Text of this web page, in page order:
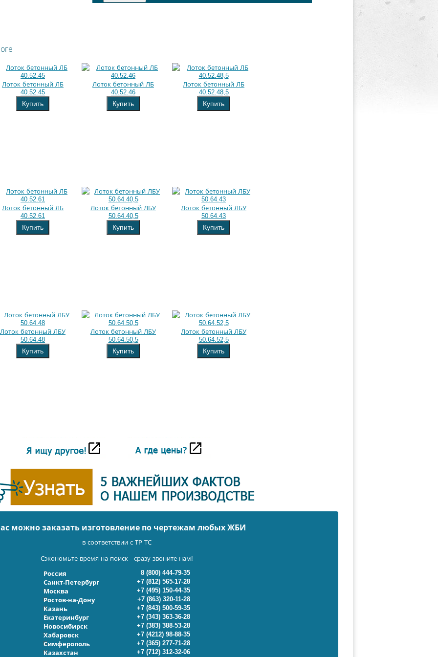
Лоток бетонный ЛБ
40.52.45
Купить
Лоток бетонный ЛБ
40.52.46
Купить
Лоток бетонный ЛБ
40.52.48,5
Купить
Лоток бетонный ЛБ
40.52.61
Купить
Лоток бетонный ЛБУ
50.64.40,5
Купить
Лоток бетонный ЛБУ
50.64.43
Купить
Лоток бетонный ЛБУ
50.64.48
Купить
Лоток бетонный ЛБУ
50.64.50,5
Купить
Лоток бетонный ЛБУ
50.64.52,5
Купить
можно заказать изготовление по чертежам любых ЖБИ
в соответствии с ТР ТС
Сэкономьте время на поиск - сразу звоните нам!
Россия
8 (800) 444-79-35
Санкт-Петербург
+7 (812) 565-17-28
Москва
+7 (495) 150-44-35
Ростов-на-Дону
+7 (863) 320-11-28
Казань
+7 (843) 500-59-35
Екатеринбург
+7 (343) 363-36-28
Новосибирск
+7 (383) 388-53-28
Хабаровск
+7 (4212) 98-88-35
Симферополь
+7 (365) 277-71-28
Казахстан
+7 (712) 312-32-06